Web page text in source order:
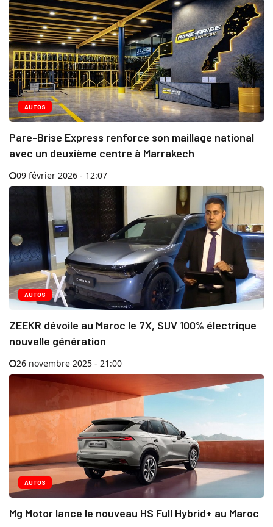
AUTOS
Pare-Brise Express renforce son maillage national
avec un deuxième centre à Marrakech
09 février 2026 - 12:07
AUTOS
ZEEKR dévoile au Maroc le 7X, SUV 100% électrique
nouvelle génération
26 novembre 2025 - 21:00
AUTOS
Mg Motor lance le nouveau HS Full Hybrid+ au Maroc